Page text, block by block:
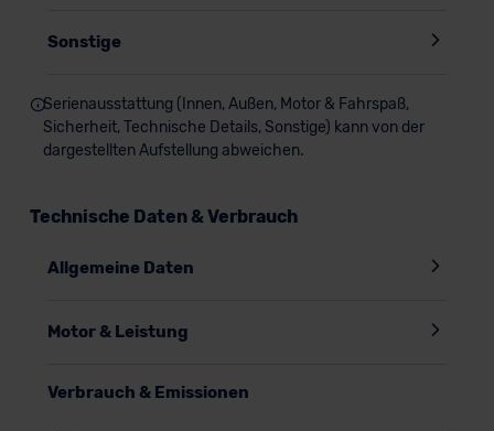
Sonstige
Serienausstattung (Innen, Außen, Motor & Fahrspaß,
Sicherheit, Technische Details, Sonstige) kann von der
dargestellten Aufstellung abweichen.
Technische Daten & Verbrauch
Allgemeine Daten
Motor & Leistung
Verbrauch & Emissionen